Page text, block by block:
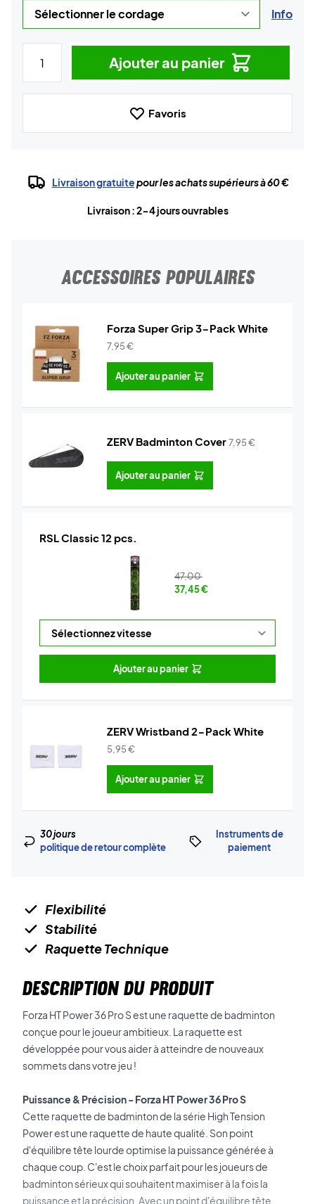
Info
Ajouter au panier
Favoris
Livraison gratuitepour les achats supérieurs à 60 €
Livraison : 2-4 jours ouvrables
ACCESSOIRES POPULAIRES
Forza Super Grip 3-Pack White
7,95€
Ajouter au panier
ZERV Badminton Cover7,95€
Ajouter au panier
RSL Classic 12 pcs.
47,00
37,45€
Ajouter au panier
ZERV Wristband 2-Pack White
5,95€
Ajouter au panier
30 jours
politique de retour complète
Instruments de
paiement
Flexibilité
Stabilité
Raquette Technique
DESCRIPTION DU PRODUIT
Forza HT Power 36 Pro S est une raquette de badminton
conçue pour le joueur ambitieux. La raquette est
développée pour vous aider à atteindre de nouveaux
sommets dans votre jeu !
Puissance & Précision - Forza HT Power 36 Pro S
Cette raquette de badminton de la série High Tension
Power est une raquette de haute qualité. Son point
d'équilibre tête lourde optimise la puissance générée à
chaque coup. C'est le choix parfait pour les joueurs de
badminton sérieux qui souhaitent maximiser à la fois la
puissance et la précision. Avec un point d'équilibre tête